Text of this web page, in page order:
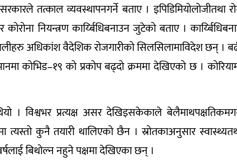
तत्काल व्यवस्थापनगर्ने बताए । इपिडिमियोलोजीतथा
नियन्त्रण कार्य्बिधिबनाउन जुटेको बताए ।
अधिकांश वैदेशिक रोजगारीको सिलसिलामाविदेश छन् ।
कोभिड–१९ को प्रकोप बढ्दो क्रममा देखिएको छ ।
। विश्वभर प्रत्यक्ष असर देखिइसकेकाले
कुनै तयारी थालिएको छैन । स्रोतकाअनुसार
बिथोल्न नहुने पक्षमा देखिएका छन् ।